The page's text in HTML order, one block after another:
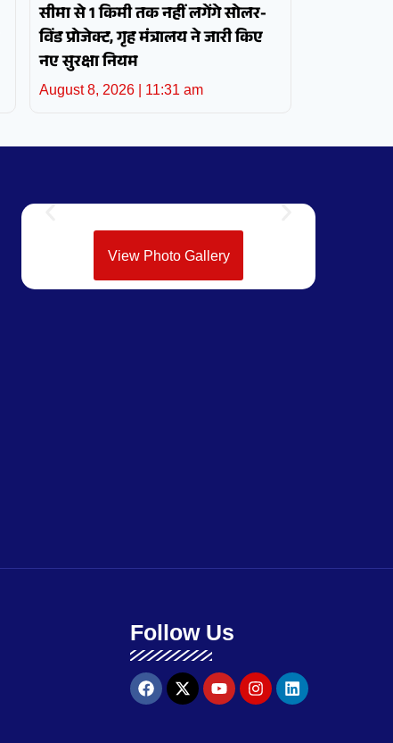
सीमा से 1 किमी तक नहीं लगेंगे सोलर-
विंड प्रोजेक्ट, गृह मंत्रालय ने जारी किए
नए सुरक्षा नियम
August 8, 2026 11:31 am
View Photo Gallery
Follow Us